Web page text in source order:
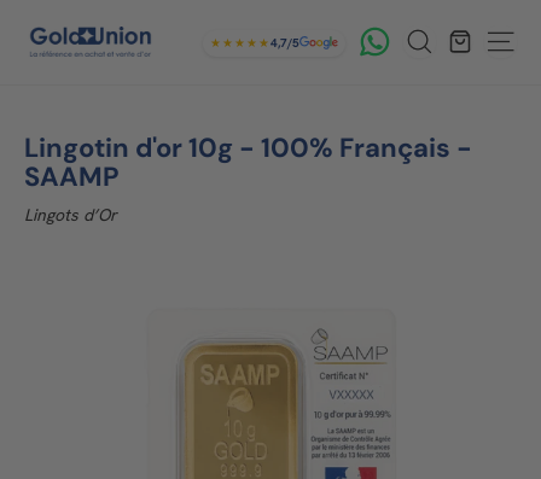
G
d
U
n
★★★★★4,7/5
Rechercher
Lingotin d'or 10g - 100% Français -
SAAMP
Lingots d’Or